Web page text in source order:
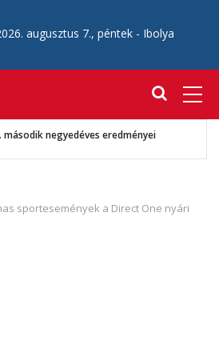
augusztus 7., péntek - Ibolya
az Aang avatár: Az utolsó léghajlító
sportesemények a Direct One nyári